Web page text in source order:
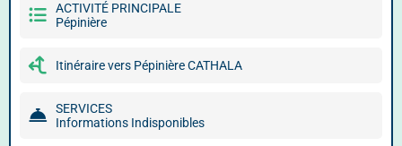
ACTIVITÉ PRINCIPALE
Pépinière
Itinéraire vers Pépinière CATHALA
SERVICES
Informations Indisponibles